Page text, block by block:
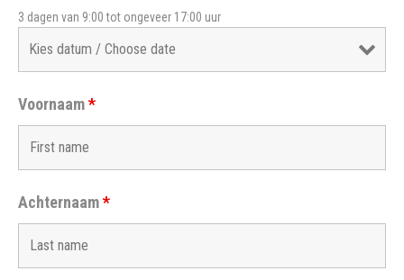
3 dagen van 9:00 tot ongeveer 17:00 uur
Voornaam*
Achternaam*